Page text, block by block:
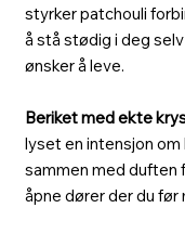
styrker patchouli
å stå stødig i deg
ønsker å leve.
Beriket med ekte
lyset en intensjon
sammen med duften
åpne dører der du